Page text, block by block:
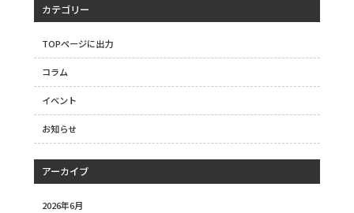
カテゴリー
TOPページに出力
コラム
イベント
お知らせ
アーカイブ
2026年6月